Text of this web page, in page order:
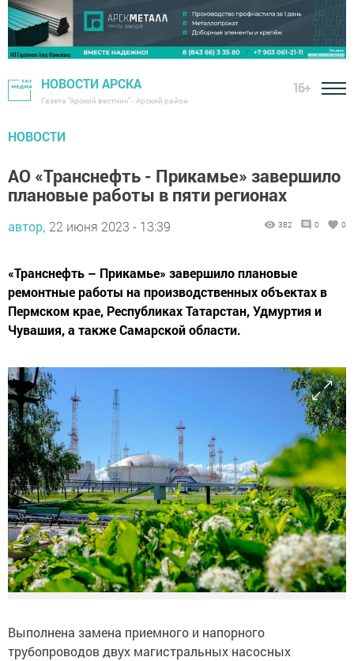
НОВОСТИ АРСКА
Газета "Арский вестник" - Арский район
16+
НОВОСТИ
АО «Транснефть - Прикамье» завершило
плановые работы в пяти регионах
автор, 22 июня 2023 - 13:39 382 0 0
«Транснефть – Прикамье» завершило плановые
ремонтные работы на производственных объектах в
Пермском крае, Республиках Татарстан, Удмуртия и
Чувашия, а также Самарской области.
Выполнена замена приемного и напорного
трубопроводов двух магистральных насосных